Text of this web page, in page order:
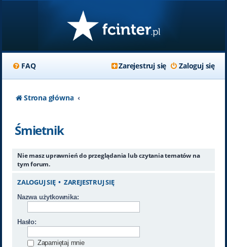
FAQ Zaloguj się
Zarejestruj się
Strona główna
Śmietnik
Nie masz uprawnień do przeglądania lub czytania tematów na
tym forum.
ZALOGUJ SIĘ• ZAREJESTRUJ SIĘ
Nazwa użytkownika:
Hasło:
Zapamiętaj mnie